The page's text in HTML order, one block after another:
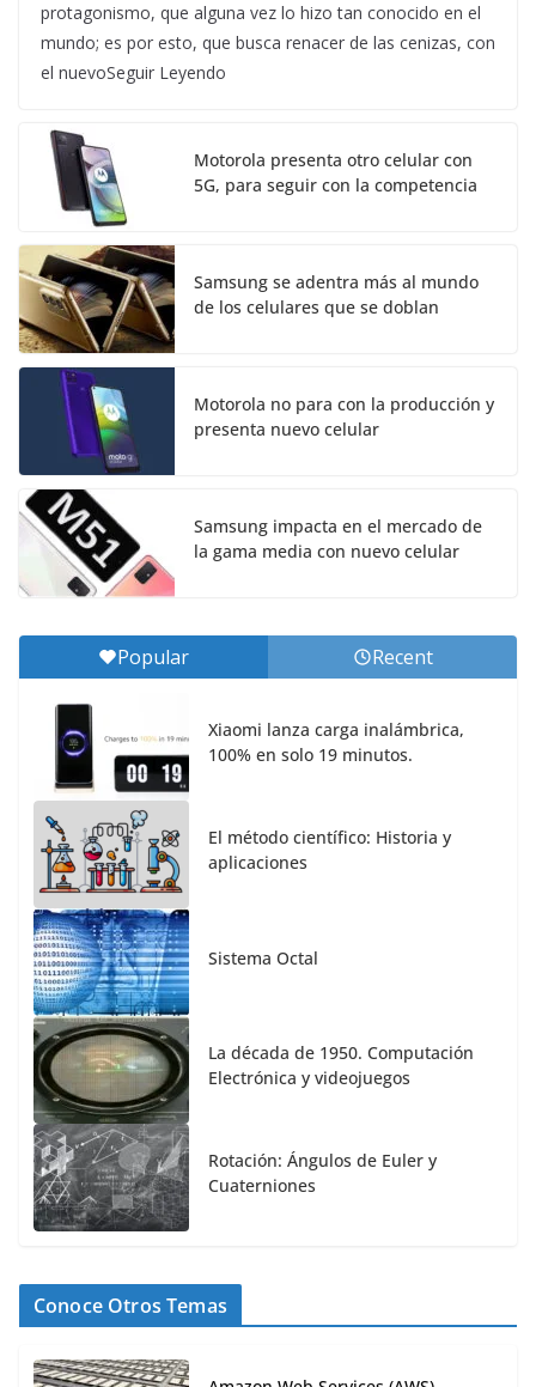
protagonismo, que alguna vez lo hizo tan conocido en el
mundo; es por esto, que busca renacer de las cenizas, con
el nuevoSeguir Leyendo
Motorola presenta otro celular con
5G, para seguir con la competencia
Samsung se adentra más al mundo
de los celulares que se doblan
Motorola no para con la producción y
presenta nuevo celular
Samsung impacta en el mercado de
la gama media con nuevo celular
Popular Recent
Xiaomi lanza carga inalámbrica,
100% en solo 19 minutos.
El método científico: Historia y
aplicaciones
Sistema Octal
La década de 1950. Computación
Electrónica y videojuegos
Rotación: Ángulos de Euler y
Cuaterniones
Conoce Otros Temas